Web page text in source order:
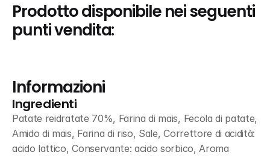
Prodotto disponibile nei seguenti
punti vendita:
Informazioni
Ingredienti
Patate reidratate 70%, Farina di mais, Fecola di patate,
Amido di mais, Farina di riso, Sale, Correttore di acidità:
acido lattico, Conservante: acido sorbico, Aroma